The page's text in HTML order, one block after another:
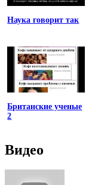
Наука говорит так
Британские ученые
2
Видео